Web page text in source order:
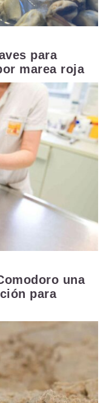
para
marea roja
una
para